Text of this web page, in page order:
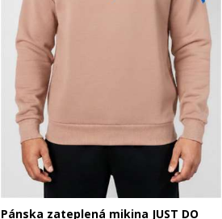
Pánska zateplená mikina JUST DO